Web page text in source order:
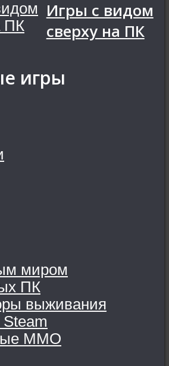
Игры с видом
сверху на ПК
игры
миром
ПК
выживания
MMO